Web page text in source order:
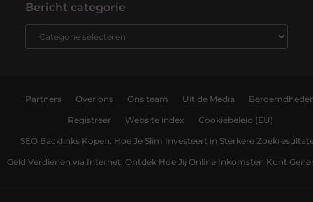
Bericht categorie
Partners Over ons Ons team Uit de Media
Registreer Website index Cookiebeleid (EU)
SEO Backlinks Kopen: Hoe Je Slim Investeert in Sterkere
Geld Verdienen via Internet: Ontdek Hoe Jij Online Inkomsten Kunt